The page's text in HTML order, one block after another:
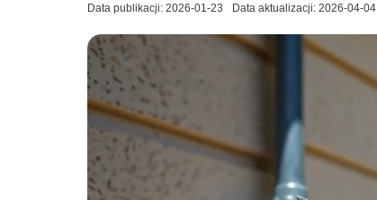
Data publikacji: 2026-01-23 Data aktualizacji: 2026-04-04